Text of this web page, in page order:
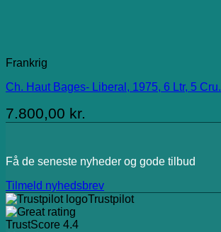
Frankrig
Ch. Haut Bages- Liberal, 1975, 6 Ltr, 5 Cru.
7.800,00 kr.
Få de seneste nyheder og gode tilbud
Tilmeld nyhedsbrev
Trustpilot
TrustScore 4.4